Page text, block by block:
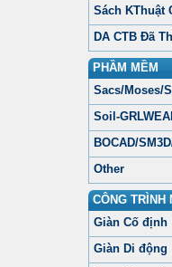
Sách KThuật
DA CTB Đã
PHẦM MỀM
Sacs/Moses/
Soil-
BOCAD/
Other
CÔNG TRÌNH
Giàn Cố định
Giàn Di động